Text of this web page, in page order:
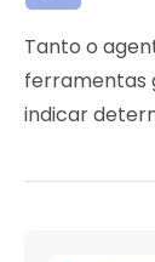
Tanto o
ferramentas
indicar